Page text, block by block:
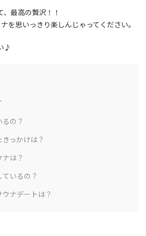
最高の贅沢！！
を思いっきり楽しんじゃってください。
♪
の？
っかけは？
は？
いるの？
ナデートは？